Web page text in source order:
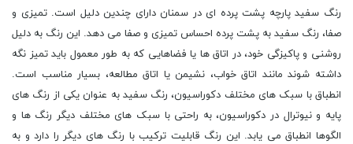
رنگ سفید پارچه پشت پرده ای در سمنان دارای چندین دلیل است. تمیزی و
صفا، رنگ سفید به پشت پرده احساس تمیزی و صفا می دهد. این رنگ به دلیل
روشنی و پاکیزگی خود، در اتاق ها یا فضاهایی که به طور معمول باید تمیز نگه
داشته شوند مانند اتاق خواب، نشیمن یا اتاق مطالعه، بسیار مناسب است.
انطباق با سبک های مختلف دکوراسیون، رنگ سفید به عنوان یکی از رنگ های
پایه و نیوترال در دکوراسیون، به راحتی با سبک های مختلف دیگر رنگ ها و
الگوها انطباق می یابد. این رنگ قابلیت ترکیب با رنگ های دیگر را دارد و به